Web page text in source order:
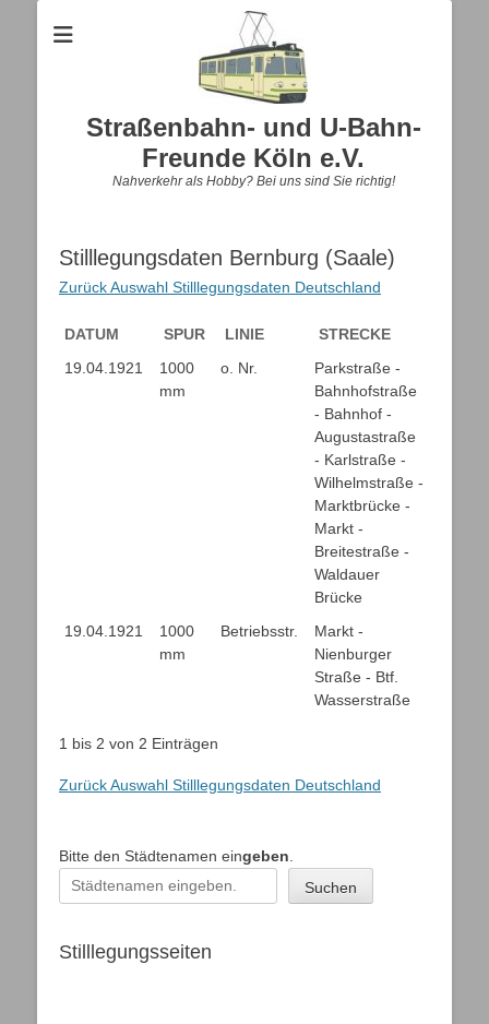
Straßenbahn- und U-Bahn-
Freunde Köln e.V.
Nahverkehr als Hobby? Bei uns sind Sie richtig!
Stilllegungsdaten Bernburg (Saale)
Zurück Auswahl Stilllegungsdaten Deutschland
DATUM SPUR LINIE
STRECKE
DATUM
SPUR LINIE STRECKE
19.04.1921
1000
mm
o. Nr.
Parkstraße -
Bahnhofstraße
- Bahnhof -
Augustastraße
- Karlstraße -
Wilhelmstraße -
Marktbrücke -
Markt -
Breitestraße -
Waldauer
Brücke
19.04.1921
1000
mm
Betriebsstr.
Markt -
Nienburger
Straße - Btf.
Wasserstraße
1 bis 2 von 2 Einträgen
Zurück Auswahl Stilllegungsdaten Deutschland
Bitte den Städtenamen eingeben
Suchen
Stilllegungsseiten